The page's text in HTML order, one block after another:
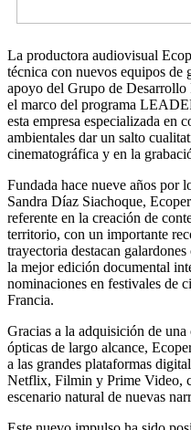
La productora audiovisual
técnica con nuevos equipos de
apoyo del Grupo de
el marco del programa
esta empresa especializada en
ambientales dar un salto
cinematográfica y en la
Fundada hace nueve años por
Sandra Díaz Siachoque,
referente en la creación de
territorio, con un importante
trayectoria destacan
la mejor edición documental
nominaciones en festivales de
Francia.
Gracias a la adquisición de
ópticas de largo alcance,
a las grandes plataformas
Netflix, Filmin y Prime Video,
escenario natural de nuevas